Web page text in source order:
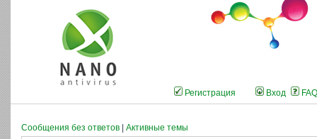
Регистрация Вход FAQ
Сообщения без ответов Активные темы